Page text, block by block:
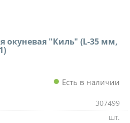
окуневая "Киль" (L-35 мм,
Есть в наличии
307499
шт.